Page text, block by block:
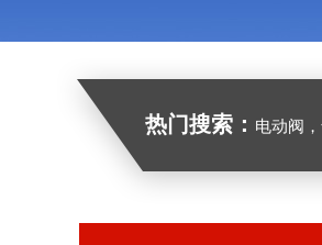
热门搜索： 电动阀，